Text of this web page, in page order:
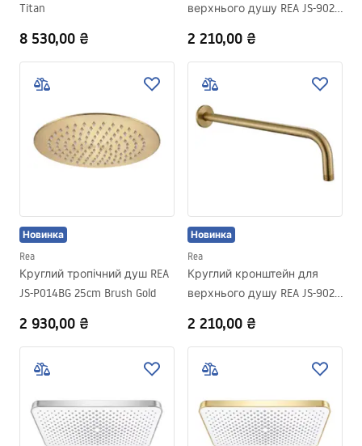
Titan
8 530,00 ₴
верхнього душу REA JS-9021
2 210,00 ₴
Новинка
Rea
Круглий тропічний душ REA
JS-P014BG 25cm Brush Gold
2 930,00 ₴
Новинка
Rea
Круглий кронштейн для
верхнього душу REA JS-9021
2 210,00 ₴